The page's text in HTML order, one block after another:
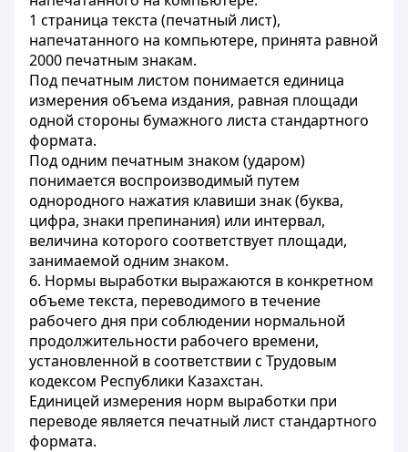
1 страница текста (печатный лист),
напечатанного на компьютере, принята равной
2000 печатным знакам.
Под печатным листом понимается единица
измерения объема издания, равная площади
одной стороны бумажного листа стандартного
формата.
Под одним печатным знаком (ударом)
понимается воспроизводимый путем
однородного нажатия клавиши знак (буква,
цифра, знаки препинания) или интервал,
величина которого соответствует площади,
занимаемой одним знаком.
6. Нормы выработки выражаются в конкретном
объеме текста, переводимого в течение
рабочего дня при соблюдении нормальной
продолжительности рабочего времени,
установленной в соответствии с Трудовым
кодексом Республики Казахстан.
Единицей измерения норм выработки при
переводе является печатный лист стандартного
формата.